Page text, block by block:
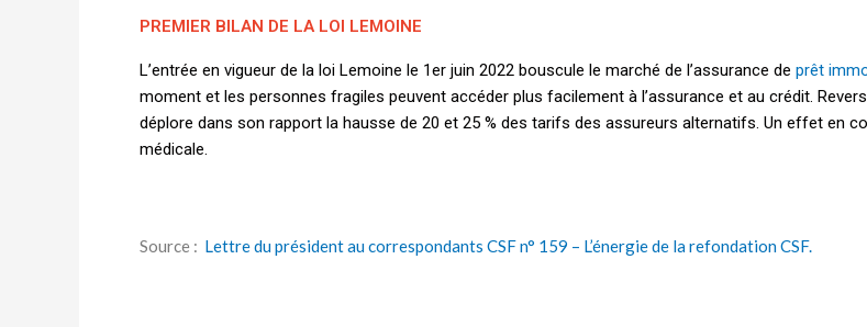
PREMIER BILAN DE LA LOI LEMOINE
L’entrée en vigueur de la loi Lemoine le 1er juin 2022 bouscule le marché de l’assurance de prêt
moment et les personnes fragiles peuvent accéder plus facilement à l’assurance et au crédit.
déplore dans son rapport la hausse de 20 et 25 % des tarifs des assureurs alternatifs. Un effet en
médicale.
Source : Lettre du président au correspondants CSF n° 159 – L’énergie de la refondation CSF.